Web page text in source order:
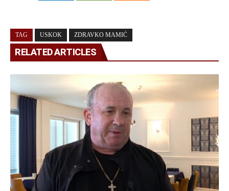
TAG USKOK ZDRAVKO MAMIĆ
RELATED ARTICLES